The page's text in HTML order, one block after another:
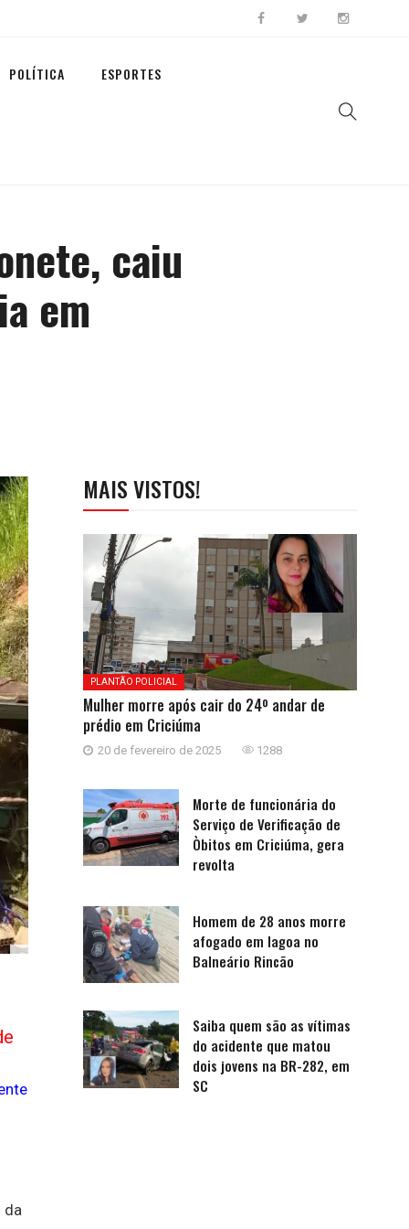
POLÍTICA ESPORTES
caiu
em
da
MAIS VISTOS!
PLANTÃO POLICIAL
Mulher morre após cair do 24º andar de
prédio em Criciúma
20 de fevereiro de 2025 1288
Morte de funcionária do
Serviço de Verificação de
Òbitos em Criciúma, gera
revolta
Homem de 28 anos morre
afogado em lagoa no
Balneário Rincão
Saiba quem são as vítimas
do acidente que matou
dois jovens na BR-282, em
SC